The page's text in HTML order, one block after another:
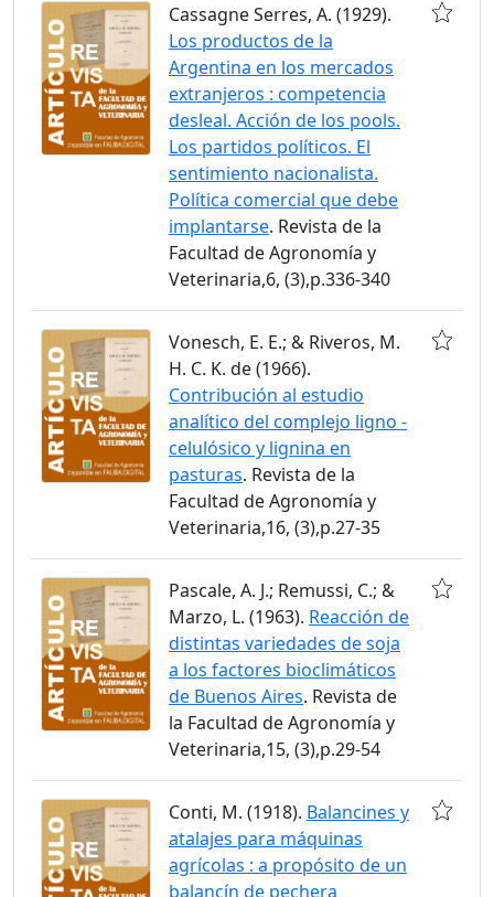
Cassagne Serres, A. (1929).
Los productos de la
Argentina en los mercados
extranjeros : competencia
desleal. Acción de los pools.
Los partidos políticos. El
sentimiento nacionalista.
Política comercial que debe
implantarse. Revista de la
Facultad de Agronomía y
Veterinaria,6, (3),p.336-340
Vonesch, E. E.; & Riveros, M.
H. C. K. de (1966).
Contribución al estudio
analítico del complejo ligno -
celulósico y lignina en
pasturas. Revista de la
Facultad de Agronomía y
Veterinaria,16, (3),p.27-35
Pascale, A. J.; Remussi, C.; &
Marzo, L. (1963). Reacción de
distintas variedades de soja
a los factores bioclimáticos
de Buenos Aires. Revista de
la Facultad de Agronomía y
Veterinaria,15, (3),p.29-54
Conti, M. (1918). Balancines y
atalajes para máquinas
agrícolas : a propósito de un
balancín de pechera